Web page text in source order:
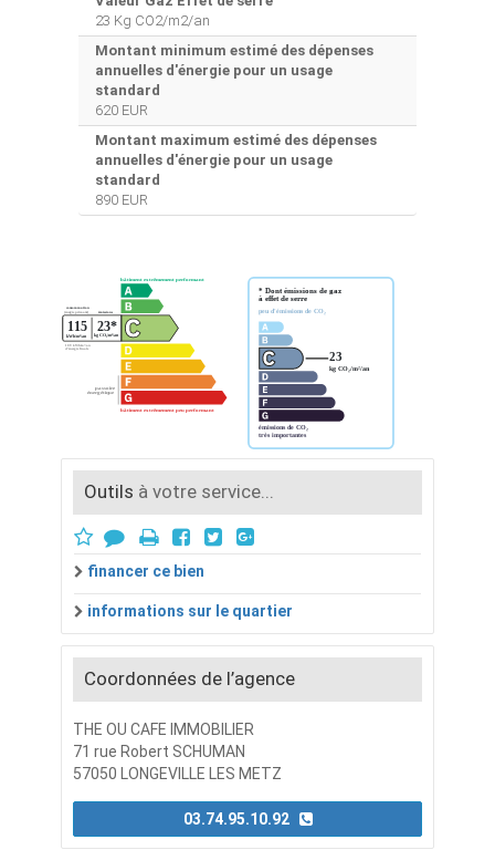
23 Kg CO2/m2/an
Montant minimum estimé des dépenses
annuelles d'énergie pour un usage
standard
620 EUR
Montant maximum estimé des dépenses
annuelles d'énergie pour un usage
standard
890 EUR
Outils à votre service...
financer ce bien
informations sur le quartier
Coordonnées de l’agence
THE OU CAFE IMMOBILIER
71 rue Robert SCHUMAN
57050 LONGEVILLE LES METZ